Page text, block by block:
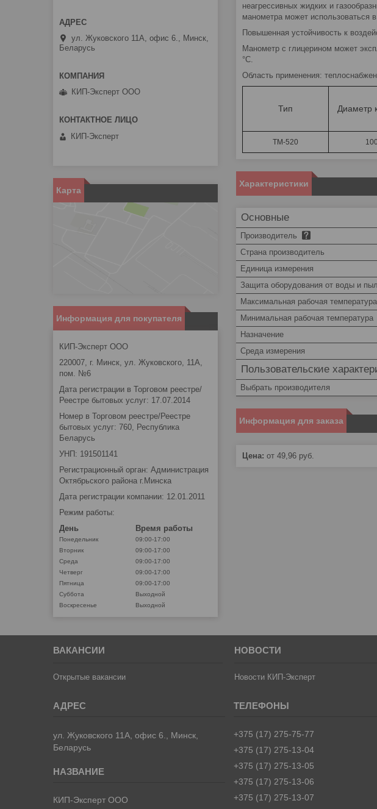
неагрессивных жидких и
манометра может использоваться
Повышенная устойчивость к
Манометр с глицерином может
°C.
Область применения:
Тип Диаметр
ТМ-520 100
Характеристики
Основные
Производитель
Страна производитель
Единица измерения
Защита оборудования от воды и
Максимальная рабочая температура
Минимальная рабочая температура
Назначение
Среда измерения
Пользовательские
Выбрать производителя
Информация для заказа
Цена: от 49,96 руб.
ул. Жуковского 11А, офис 6., Минск,
Беларусь
КИП-Эксперт ООО
КИП-Эксперт
Карта
Информация для покупателя
КИП-Эксперт ООО
220007, г. Минск, ул. Жуковского, 11А,
пом. №6
Дата регистрации в Торговом реестре/
Реестре бытовых услуг: 17.07.2014
Номер в Торговом реестре/Реестре
бытовых услуг: 760, Республика
Беларусь
УНП: 191501141
Регистрационный орган: Администрация
Октябрьского района г.Минска
Дата регистрации компании: 12.01.2011
Режим работы:
День
Время работы
Понедельник
09:00-17:00
Вторник
09:00-17:00
Среда
09:00-17:00
Четверг
09:00-17:00
Пятница
09:00-17:00
Суббота
Выходной
Воскресенье
Выходной
ВАКАНСИИ
Открытые вакансии
НОВОСТИ
Новости КИП-Эксперт
ул. Жуковского 11А, офис 6., Минск,
Беларусь
КИП-Эксперт ООО
+375 (17) 275-75-77
+375 (17) 275-13-04
+375 (17) 275-13-05
+375 (17) 275-13-06
+375 (17) 275-13-07